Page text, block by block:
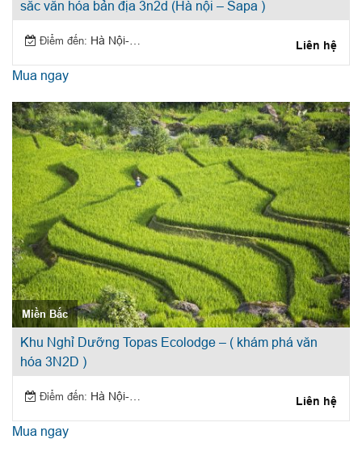
sắc văn hóa bản địa 3n2d (Hà nội – Sapa )
Điểm đến: Hà Nội-Sapa Liên hệ
Mua ngay
Miền Bắc
Khu Nghỉ Dưỡng Topas Ecolodge – ( khám phá văn
hóa 3N2D )
Điểm đến: Hà Nội-Sapa Liên hệ
Mua ngay